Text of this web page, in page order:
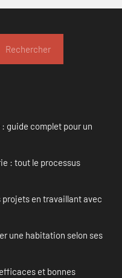
Rechercher
guide complet pour un
: tout le processus
en travaillant avec
une habitation selon ses
et bonnes